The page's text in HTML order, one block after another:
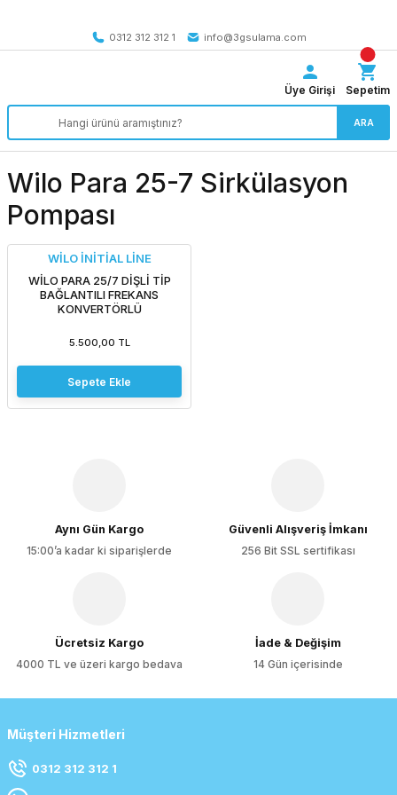
0312 312 312 1
info@3gsulama.com
ARA
Üye Girişi Sepetim
Wilo Para 25-7 Sirkülasyon
Pompası
WİLO İNİTİAL LİNE
WİLO PARA 25/7 DİŞLİ TİP
BAĞLANTILI FREKANS
KONVERTÖRLÜ
5.500,00 TL
Sepete Ekle
Aynı Gün Kargo
15:00’a kadar ki siparişlerde
Güvenli Alışveriş İmkanı
256 Bit SSL sertifikası
Ücretsiz Kargo
4000 TL ve üzeri kargo bedava
İade & Değişim
14 Gün içerisinde
Müşteri Hizmetleri
0312 312 312 1